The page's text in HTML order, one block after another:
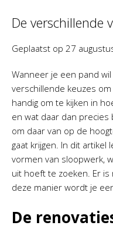
De verschillende
Geplaatst op 27
Wanneer je een pand
verschillende keuzes
handig om te kijken in
en wat daar dan precies
om daar van op de
gaat krijgen. In dit artikel
vormen van sloopwerk,
uit hoeft te zoeken. Er is
deze manier wordt je
De